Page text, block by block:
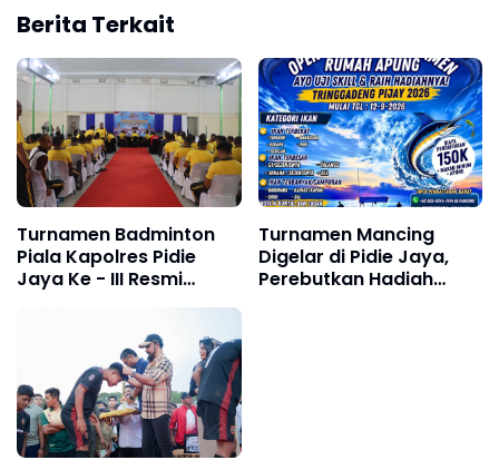
Berita Terkait
Turnamen Badminton
Piala Kapolres Pidie
Jaya Ke - III Resmi
Turnamen Mancing
Digelar di Pidie Jaya,
Perebutkan Hadiah